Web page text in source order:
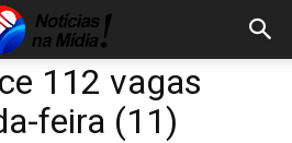
112 vagas
feira (11)